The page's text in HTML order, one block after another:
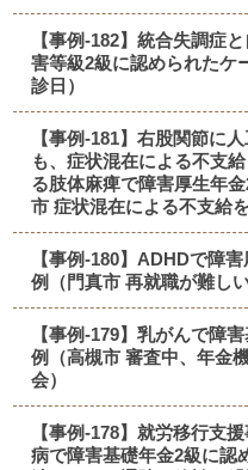
【事例-182】統合失調症
害等級2級に認められたケ
診日）
【事例-181】右股関節に
も、症状混在による不支
る肢体麻痺で障害厚生年
市 症状混在による不支給
【事例-180】ADHDで障
例（門真市 再就職が難し
【事例-179】乳がんで障
例（高槻市 審査中、年金
会）
【事例-178】就労移行支
病で障害基礎年金2級に認